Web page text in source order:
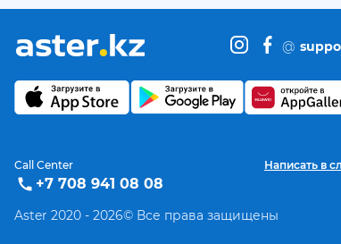
@
Call Center
+7 708 941 08 08
Написать в
Aster 2020 - 2026© Все права защищены